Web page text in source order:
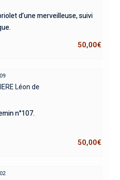
d’une merveilleuse, suivi
50,00€
Léon de
n°107.
50,00€